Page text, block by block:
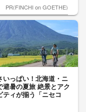
PR(FINCHI on GOETHE)
いっぱい！北海道・ニ
避暑の夏旅 絶景とアク
ティが揃う「ニセコ